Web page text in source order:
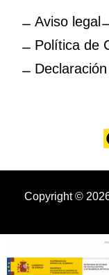
Aviso legal
Política de
Copyright ©